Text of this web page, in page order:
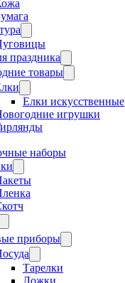
праздника
товары
Елки искусственные
игрушки
наборы
приборы
Тарелки